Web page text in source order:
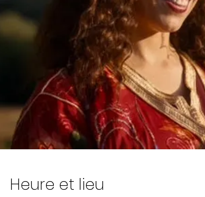
Heure et lieu